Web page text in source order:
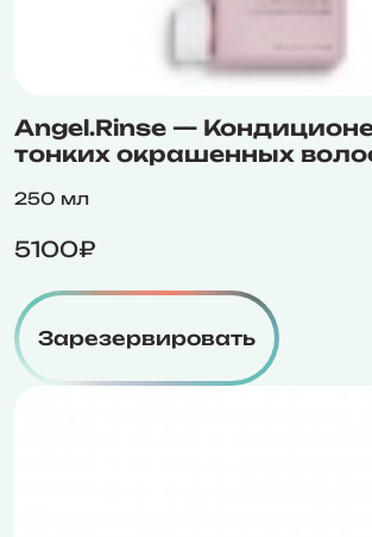
Angel.Rinse —
тонких окрашенных
250 мл
5100₽
Зарезервировать